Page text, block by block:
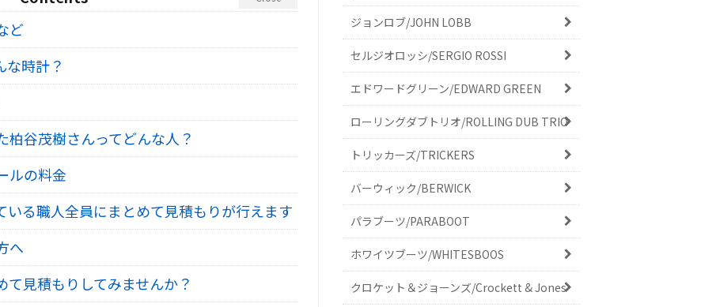
ど
な時計？
柏谷茂樹さんってどんな人？
ルの料金
いる職人全員にまとめて見積もりが行えます
へ
見積もりしてみませんか？
ジョンロブ/JOHN LOBB
セルジオロッシ/SERGIO ROSSI
エドワードグリーン/EDWARD GREEN
ローリングダブトリオ/ROLLING DUB TRIO
トリッカーズ/TRICKERS
バーウィック/BERWICK
パラブーツ/PARABOOT
ホワイツブーツ/WHITESBOOS
クロケット＆ジョーンズ/Crockett & Jones